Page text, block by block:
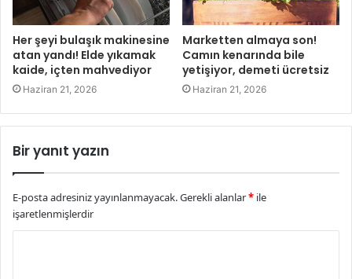
Her şeyi bulaşık makinesine
atan yandı! Elde yıkamak
kaide, içten mahvediyor
Haziran 21, 2026
Marketten almaya son!
Camın kenarında bile
yetişiyor, demeti ücretsiz
Haziran 21, 2026
Bir yanıt yazın
E-posta adresiniz yayınlanmayacak.Gerekli alanlar* ile
işaretlenmişlerdir